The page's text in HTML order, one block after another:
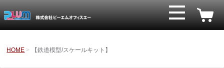
HOME 【鉄道模型/スケールキット】